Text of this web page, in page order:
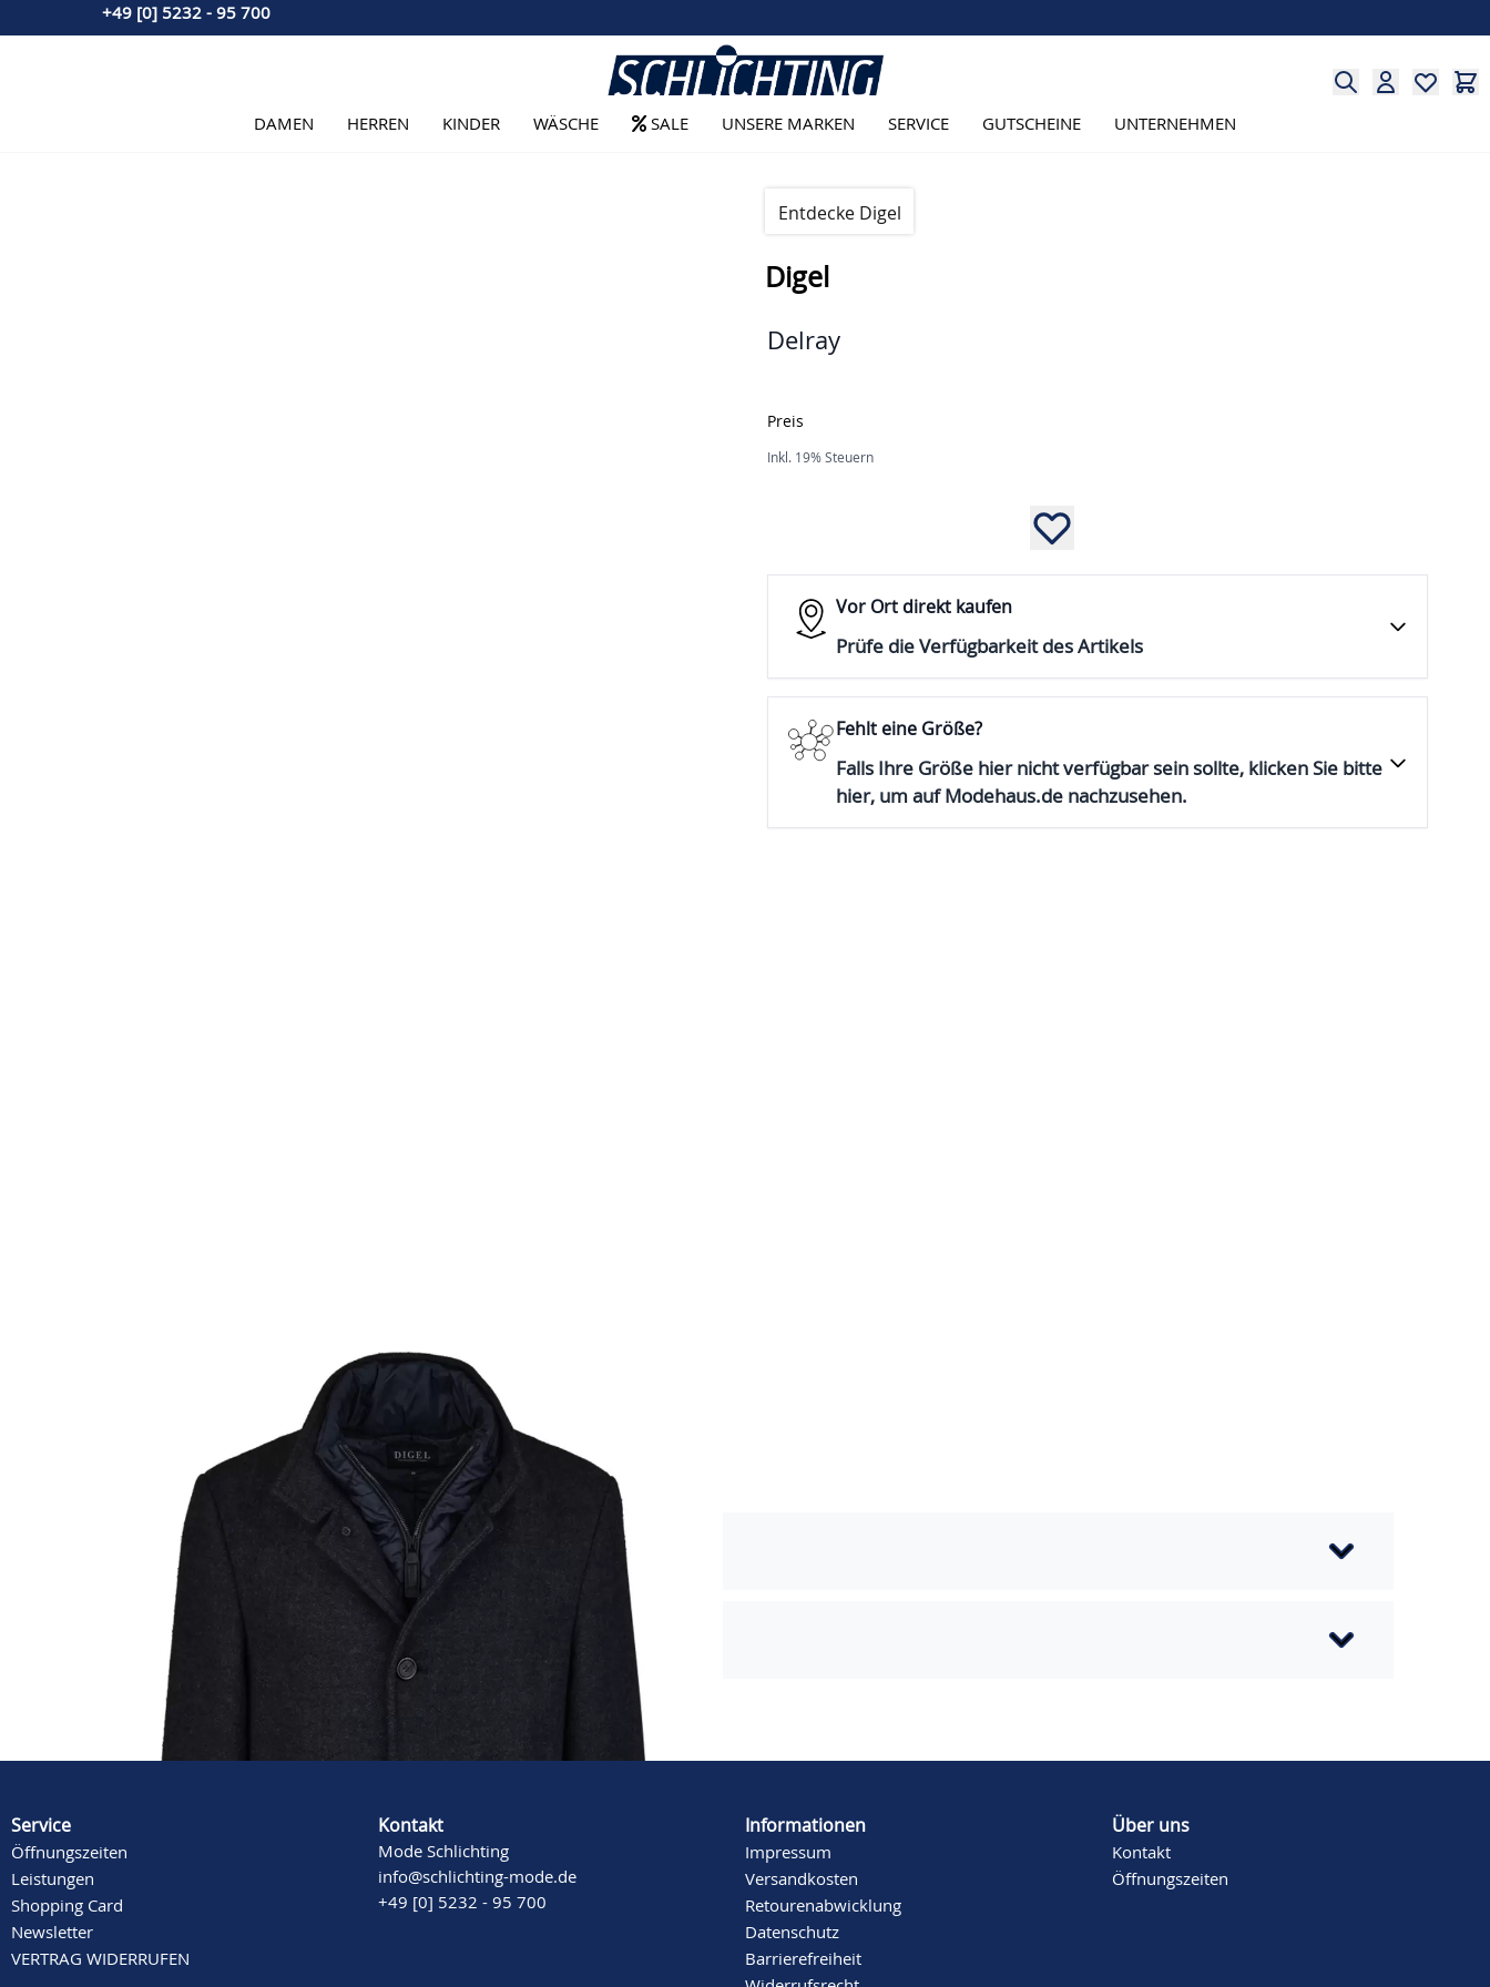
+49 [0] 5232 - 95 700
DAMEN HERREN KINDER WÄSCHE SALE UNSERE MARKEN SERVICE GUTSCHEINE UNTERNEHMEN
Entdecke Digel
Digel
Delray
Preis
Inkl. 19% Steuern
Vor Ort direkt kaufen
Prüfe die Verfügbarkeit des Artikels
Fehlt eine Größe?
Falls Ihre Größe hier nicht verfügbar sein sollte, klicken Sie bitte
hier, um auf Modehaus.de nachzusehen.
Beschreibung
Mehr Informationen
Service
Öffnungszeiten
Leistungen
Shopping Card
Newsletter
VERTRAG WIDERRUFEN
Kontakt
Mode Schlichting
info@schlichting-mode.de
+49 [0] 5232 - 95 700
Informationen
Impressum
Versandkosten
Retourenabwicklung
Datenschutz
Barrierefreiheit
Über uns
Kontakt
Öffnungszeiten